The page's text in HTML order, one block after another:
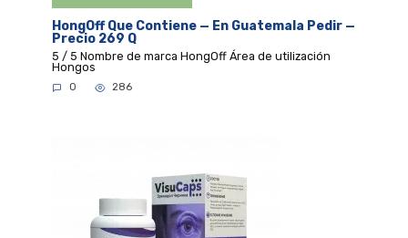
HongOff Que Contiene — En Guatemala Pedir —
Precio 269 Q
5 / 5 Nombre de marca HongOff Área de utilización
Hongos
0 286